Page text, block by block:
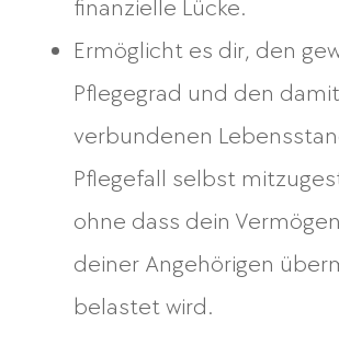
finanzielle Lücke.
Ermöglicht es dir, den
Pflegegrad und den damit
verbundenen
Pflegefall selbst
ohne dass dein
deiner Angehörigen
belastet wird.